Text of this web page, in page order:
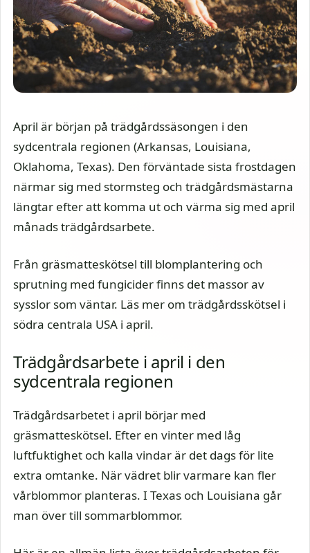
April är början på trädgårdssäsongen i den
sydcentrala regionen (Arkansas, Louisiana,
Oklahoma, Texas). Den förväntade sista frostdagen
närmar sig med stormsteg och trädgårdsmästarna
längtar efter att komma ut och värma sig med april
månads trädgårdsarbete.
Från gräsmatteskötsel till blomplantering och
sprutning med fungicider finns det massor av
sysslor som väntar. Läs mer om trädgårdsskötsel i
södra centrala USA i april.
Trädgårdsarbete i april i den
sydcentrala regionen
Trädgårdsarbetet i april börjar med
gräsmatteskötsel. Efter en vinter med låg
luftfuktighet och kalla vindar är det dags för lite
extra omtanke. När vädret blir varmare kan fler
vårblommor planteras. I Texas och Louisiana går
man över till sommarblommor.